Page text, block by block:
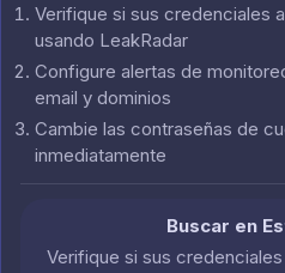
Verifique si sus credenciales
usando LeakRadar
Configure alertas de
email y dominios
Cambie las contraseñas de
inmediatamente
Buscar en
Verifique si sus